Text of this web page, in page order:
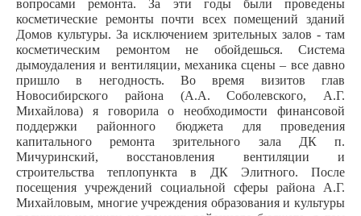
вопросами ремонта.
За эти годы были проведены
косметические ремонты почти всех помещений зданий
Домов культуры. За исключением зрительных залов - там
косметическим ремонтом не обойдешься. Система
дымоудаления и вентиляции, механика сцены – все давно
пришло в негодность. Во время визитов глав
Новосибирского района (А.А. Соболевского, А.Г.
Михайлова) я говорила о необходимости финансовой
поддержки районного бюджета для проведения
капитального ремонта зрительного зала ДК п.
Мичуринский, восстановления вентиляции и
строительства теплопункта в ДК Элитного. После
посещения учреждений социальной сферы района А.Г.
Михайловым, многие учреждения образования и культуры